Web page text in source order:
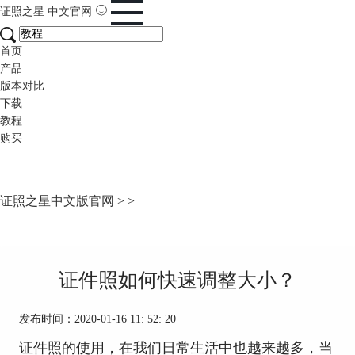
证照之星 中文官网
首页
产品
版本对比
下载
教程
购买
证照之星中文版官网 > >
证件照如何快速调整大小？
发布时间：2020-01-16 11: 52: 20
证件照的使用，在我们日常生活中也越来越多，当